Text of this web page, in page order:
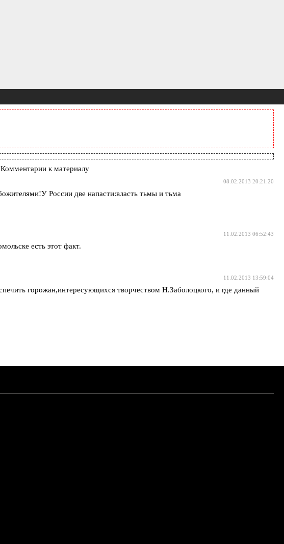
к материалу
08.02.2013 20:21:20
России две напасти:власть тьмы и тьма
11.02.2013 06:52:43
есть этот факт.
11.02.2013 13:59:04
горожан,интересующихся творчеством Н.Заболоцкого, и где данный